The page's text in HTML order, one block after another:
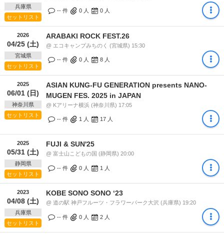
兵庫県
セットリスト
-- 件 0 人 0 人
2026
04/25 (土)
宮城県
セットリスト
ARABAKI ROCK FEST.26
@ エコキャンプみちのく (宮城県) 15:30
-- 件 0 人 8 人
2025
06/01 (日)
神奈川県
セットリスト
ASIAN KUNG-FU GENERATION presents NANO-
MUGEN FES. 2025 in JAPAN
@ Kアリーナ横浜 (神奈川県) 17:05
-- 件 1 人 17 人
2025
05/31 (土)
静岡県
セットリスト
FUJI & SUN'25
@ 富士山こどもの国 (静岡県) 20:00
-- 件 0 人 1 人
2023
04/08 (土)
兵庫県
セットリスト
KOBE SONO SONO ‘23
@ 道の駅 神戸フルーツ・フラワーパーク大沢 (兵庫県) 19:20
-- 件 0 人 2 人